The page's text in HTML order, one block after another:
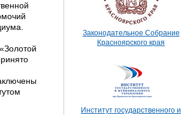
Законодательное Собрание
Красноярского края
Институт государственного и